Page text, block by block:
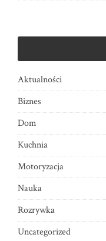
Aktualności
Biznes
Dom
Kuchnia
Motoryzacja
Nauka
Rozrywka
Uncategorized